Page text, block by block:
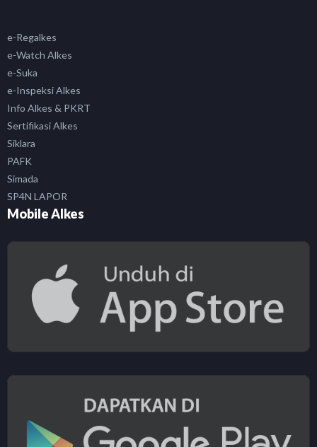
e-Regalkes
e-Watch Alkes
e-Suka
e-Inspeksi Alkes
Info Alkes & PKRT
Sertifikasi Alkes
Siklara
PAFK
Simada
SP4N LAPOR
Mobile Alkes